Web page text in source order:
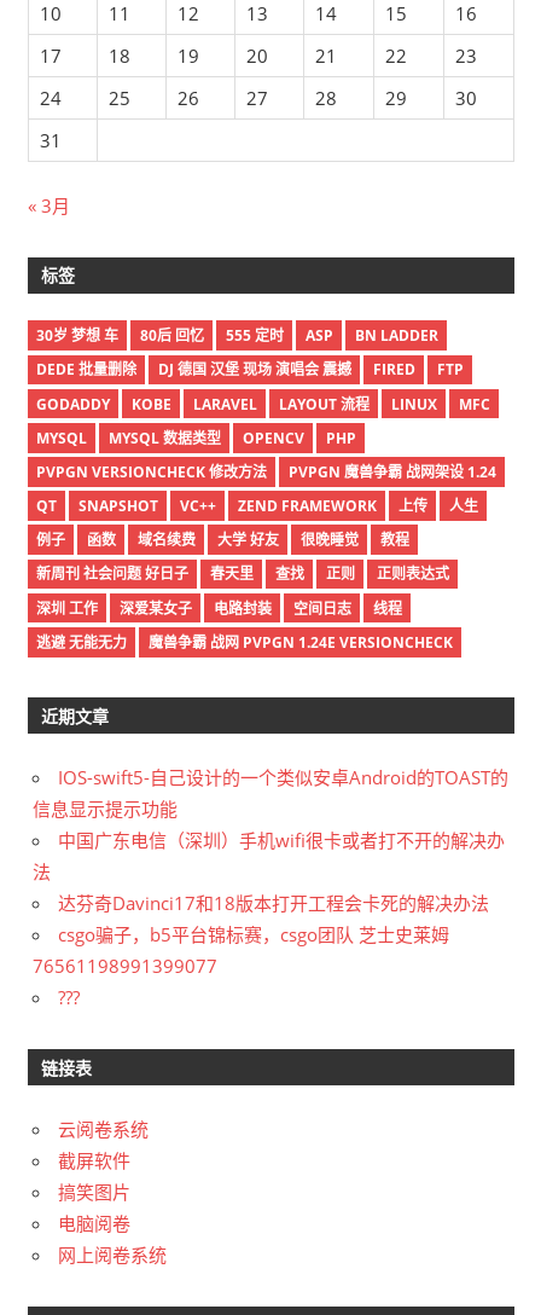
10
11 12 13 14 15
16
17
18 19 20 21 22
23
24
25 26 27 28 29
30
31
« 3月
标签
30岁 梦想 车 80后 回忆 555 定时 ASP
BN LADDER
DEDE 批量删除
DJ 德国 汉堡 现场 演唱会 震撼 FIRED
FTP
GODADDY
KOBE LARAVEL LAYOUT 流程 LINUX
MFC
MYSQL
MYSQL 数据类型 OPENCV
PHP
PVPGN VERSIONCHECK 修改方法
PVPGN 魔兽争霸 战网架设 1.24
QT
SNAPSHOT VC++ ZEND FRAMEWORK 上传
人生
例子
函数 域名续费 大学 好友 很晚睡觉
教程
新周刊 社会问题 好日子
春天里 查找 正则
正则表达式
深圳 工作
深爱某女子 电路封装 空间日志
线程
逃避 无能无力
魔兽争霸 战网 PVPGN 1.24E VERSIONCHECK
近期文章
IOS-swift5-自己设计的一个类似安卓Android的TOAST的
信息显示提示功能
中国广东电信（深圳）手机wifi很卡或者打不开的解决办
法
达芬奇Davinci17和18版本打开工程会卡死的解决办法
csgo骗子，b5平台锦标赛，csgo团队 芝士史莱姆
76561198991399077
???
链接表
云阅卷系统
截屏软件
搞笑图片
电脑阅卷
网上阅卷系统